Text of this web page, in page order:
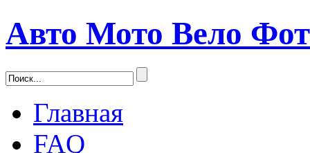
Авто Мото Вело
Главная
FAQ